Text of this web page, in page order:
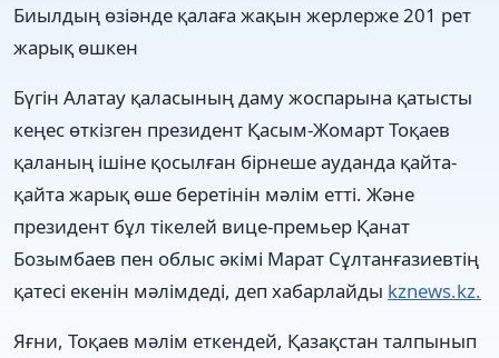
Биылдың өзіәнде қалаға жақын жерлерже 201 рет
жарық өшкен
Бүгін Алатау қаласының даму жоспарына қатысты
кеңес өткізген президент Қасым-Жомарт Тоқаев
қаланың ішіне қосылған бірнеше ауданда қайта-
қайта жарық өше беретінін мәлім етті. Және
президент бұл тікелей вице-премьер Қанат
Бозымбаев пен облыс әкімі Марат Сұлтанғазиевтің
қатесі екенін мәлімдеді, деп хабарлайды kznews.kz.
Яғни, Тоқаев мәлім еткендей, Қазақстан талпынып